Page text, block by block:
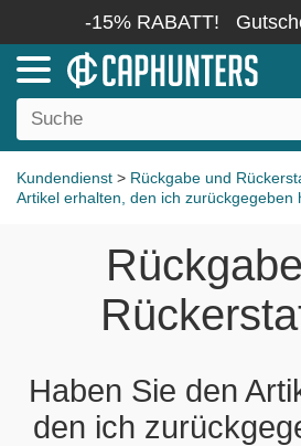
-15% RABATT!
Kundendienst > Rückgabe und
Artikel erhalten, den ich zurückgegeben
Haben Sie den
den ich